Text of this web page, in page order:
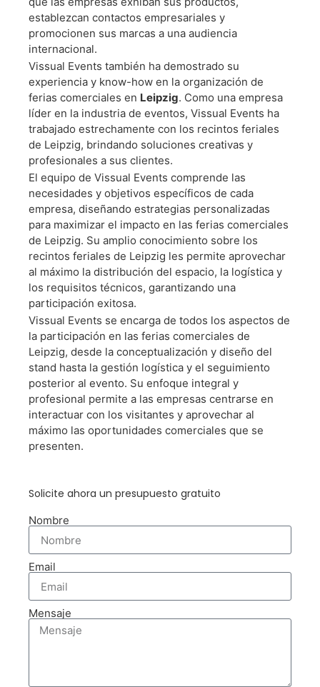
Contamos Con
Más De 20 Años
De Experiencia De
Montaje En Leipzig
Cotize Tu Stand De Forma
Gratuita Ahora
establezcan contactos empresariales y
promocionen sus marcas a una audiencia
internacional.
Vissual Events también ha demostrado su
experiencia y know-how en la organización de
ferias comerciales en Leipzig. Como una empresa
líder en la industria de eventos, Vissual Events ha
trabajado estrechamente con los recintos feriales
de Leipzig, brindando soluciones creativas y
profesionales a sus clientes.
El equipo de Vissual Events comprende las
necesidades y objetivos específicos de cada
empresa, diseñando estrategias personalizadas
para maximizar el impacto en las ferias comerciales
de Leipzig. Su amplio conocimiento sobre los
recintos feriales de Leipzig les permite aprovechar
al máximo la distribución del espacio, la logística y
los requisitos técnicos, garantizando una
participación exitosa.
Vissual Events se encarga de todos los aspectos de
la participación en las ferias comerciales de
Leipzig, desde la conceptualización y diseño del
stand hasta la gestión logística y el seguimiento
posterior al evento. Su enfoque integral y
profesional permite a las empresas centrarse en
interactuar con los visitantes y aprovechar al
máximo las oportunidades comerciales que se
presenten.
Solicite ahora un presupuesto gratuito
Nombre
Email
Mensaje